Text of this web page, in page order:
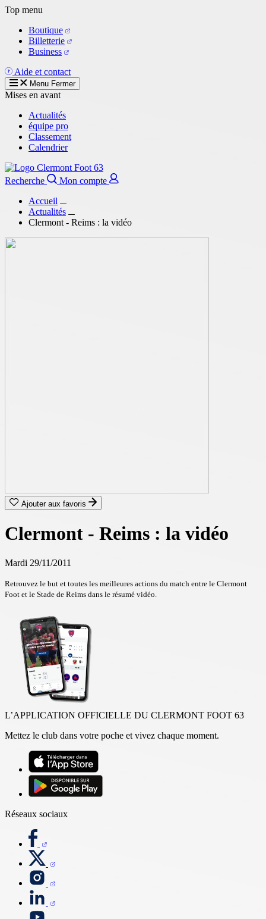
Aller
contenu
principal
Top menu
Boutique
Billetterie
Business
Aide et contact
Menu Fermer
Mises en avant
Actualités
équipe pro
Classement
Calendrier
Recherche
Mon compte
Accueil
Actualités
Clermont - Reims : la vidéo
Ajouter aux favoris
Clermont - Reims : la vidéo
Mardi 29/11/2011
Retrouvez le but et toutes les meilleures actions du match entre le Clermont
Foot et le Stade de Reims dans le résumé vidéo.
L’APPLICATION OFFICIELLE DU CLERMONT FOOT 63
Mettez le club dans votre poche et vivez chaque moment.
Réseaux sociaux